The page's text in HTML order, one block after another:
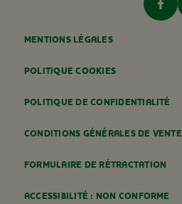
MENTIONS LÉGALES
POLITIQUE COOKIES
POLITIQUE DE CONFIDENTIALITÉ
CONDITIONS GÉNÉRALES DE VENTE
FORMULAIRE DE RÉTRACTATION
ACCESSIBILITÉ : NON CONFORME